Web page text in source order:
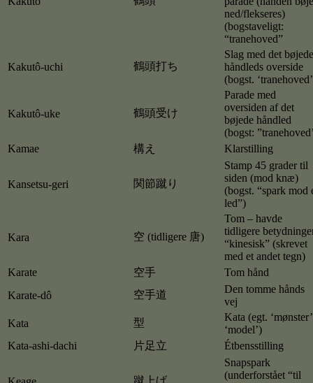
ned/flekseres)
(bogstaveligt:
“tranehoved”
Kakutô-uchi 鶴頭打ち
Slag med det bøjede
håndleds overside
(bogst.
Kakutô-uke 鶴頭受け
Parade med
oversiden af det
bøjede håndled
(bogst:
Kamae
構え Klarstilling
Kansetsu-geri 関節蹴り
Stamp 45 grader til
siden (mod knæ)
(bogst. “spark mod
led”)
Kara 空 (tidligere 唐)
Tom – havde
tidligere
“kinesisk” (skrevet
med et andet tegn)
Karate
空手
Tom hånd
Karate-dô
空手道
Den tomme hånds
vej
Kata
型
Kata (egt.
‘model’)
Kata-ashi-dachi
片足立 Étbensstilling
Snapspark
(underforstået “til